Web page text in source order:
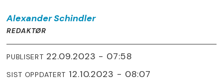
AlexanderSchindler
REDAKTØR
PUBLISERT 22.09.2023 - 07:58
SIST OPPDATERT 12.10.2023 - 08:07